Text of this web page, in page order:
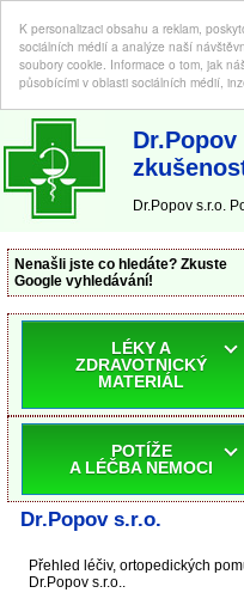
K personalizaci obsahu a reklam,
sociálních médií a analýze naší
soubory cookie. Informace o tom, jak
působícími v oblasti sociálních médií,
ABC-LEKARNA.cz | Poradna a
Dr.Popov s.r.o.
Nenašli jste co hledáte? Zkuste
Google vyhledávání!
LÉKY A
ZDRAVOTNICKÝ
MATERIÁL
POTÍŽE
A LÉČBA NEMOCI
Dr.Popov s.r.o.
Přehled léčiv, ortopedických
Dr.Popov s.r.o..